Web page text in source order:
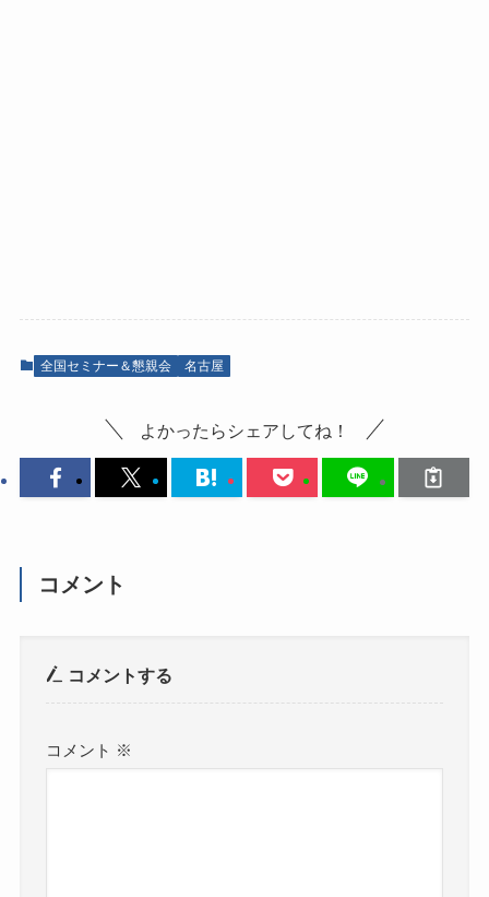
全国セミナー＆懇親会 名古屋
よかったらシェアしてね！
コメント
コメントする
コメント ※